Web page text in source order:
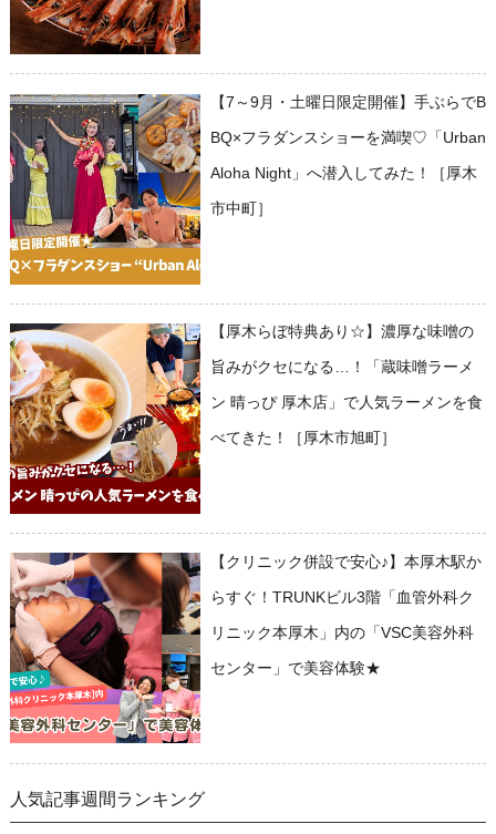
【7～9月・土曜日限定開催】手ぶらでB
BQ×フラダンスショーを満喫♡「Urban
Aloha Night」へ潜入してみた！［厚木
市中町］
【厚木らぼ特典あり☆】濃厚な味噌の
旨みがクセになる…！「蔵味噌ラーメ
ン 晴っぴ 厚木店」で人気ラーメンを食
べてきた！［厚木市旭町］
【クリニック併設で安心♪】本厚木駅か
らすぐ！TRUNKビル3階「血管外科ク
リニック本厚木」内の「VSC美容外科
センター」で美容体験★
人気記事週間ランキング